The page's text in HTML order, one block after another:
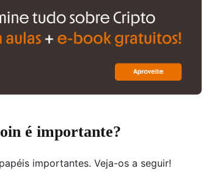
é importante?
importantes. Veja-os a seguir!